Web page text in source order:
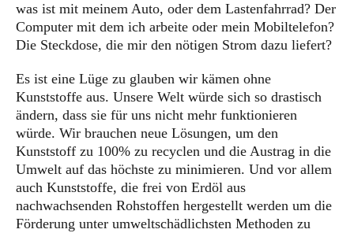
was ist mit meinem Auto, oder dem Lastenfahrrad? Der
Computer mit dem ich arbeite oder mein Mobiltelefon?
Die Steckdose, die mir den nötigen Strom dazu liefert?
Es ist eine Lüge zu glauben wir kämen ohne
Kunststoffe aus. Unsere Welt würde sich so drastisch
ändern, dass sie für uns nicht mehr funktionieren
würde. Wir brauchen neue Lösungen, um den
Kunststoff zu 100% zu recyclen und die Austrag in die
Umwelt auf das höchste zu minimieren. Und vor allem
auch Kunststoffe, die frei von Erdöl aus
nachwachsenden Rohstoffen hergestellt werden um die
Förderung unter umweltschädlichsten Methoden zu